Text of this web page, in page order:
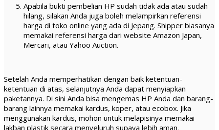
Apabila bukti pembelian HP sudah tidak ada atau sudah
hilang, silakan Anda juga boleh melampirkan referensi
harga di toko online yang ada di Jepang. Shipper biasanya
memakai referensi harga dari website Amazon Japan,
Mercari, atau Yahoo Auction.
Setelah Anda memperhatikan dengan baik ketentuan-
ketentuan di atas, selanjutnya Anda dapat menyiapkan
paketannya. Di sini Anda bisa mengemas HP Anda dan barang-
barang lainnya memakai kardus, koper, atau ecobox. Jika
menggunakan kardus, mohon untuk melapisinya memakai
lakban plastik secara menyeluruh supaya lebih aman.